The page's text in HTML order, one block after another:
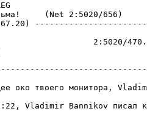
(Net 2:5020/656)
67.20)
1479
2:5020/
око твоего монитора,
Vladimir Bannikov писал